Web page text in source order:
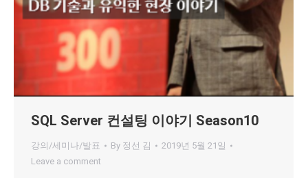
SQL Server 컨설팅 이야기 Season10
강의/세미나/발표 By 정선 김
2019년 5월 21일
Leave a comment